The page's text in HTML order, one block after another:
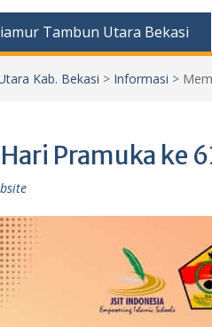
Tambun Utara Bekasi
Kab. Bekasi > Informasi >
Pramuka ke